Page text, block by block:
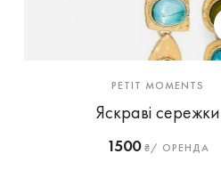
PETIT MOMENTS
Яскраві сережки
1500₴/ ОРЕНДА